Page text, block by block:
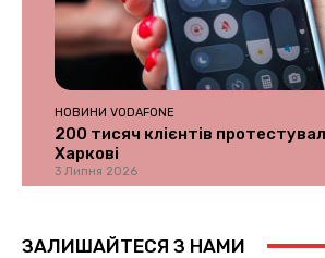
НОВИНИ VODAFONE
200 тисяч клієнтів
Харкові
3 Липня 2026
ЗАЛИШАЙТЕСЯ З НАМИ